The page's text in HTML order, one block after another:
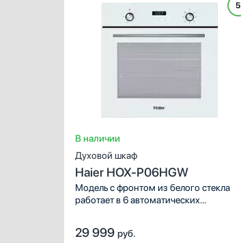
5
В наличии
Духовой шкаф
Haier HOX-P06HGW
Модель с фронтом из белого стекла
работает в 6 автоматических
нижнего с вентиляционным. Удобный
29 999 руб.